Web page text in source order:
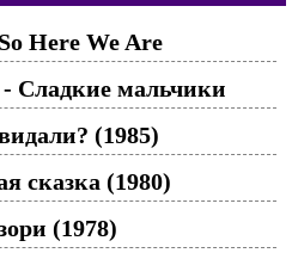
Here We Are
Сладкие мальчики
(1985)
сказка (1980)
(1978)